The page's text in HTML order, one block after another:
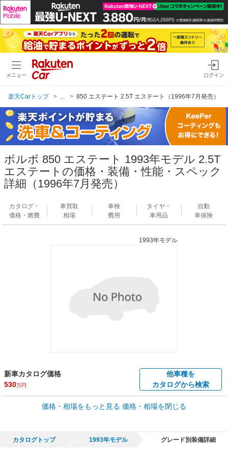
メニュー ログイン
楽天Carトップ 850 エステート 2.5T エステート（1996年7月発売）
ボルボ 850 エステート 1993年モデル 2.5T
エステートの価格・装備・性能・スペック
詳細（1996年7月発売）
カタログ・
価格・燃費
車買取
相場
車検
費用
タイヤ・
車用品
自動
車保険
1993年モデル
新車カタログ価格
530万円
他車種を
カタログから検索
車買取価格 *
車買取相場
価格・相場をもっと見る 価格・相場を閉じる
カタログトップ 1993年モデル グレード別装備詳細